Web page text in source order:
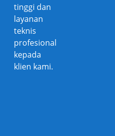
tinggi dan
layanan
teknis
profesional
kepada
klien kami.